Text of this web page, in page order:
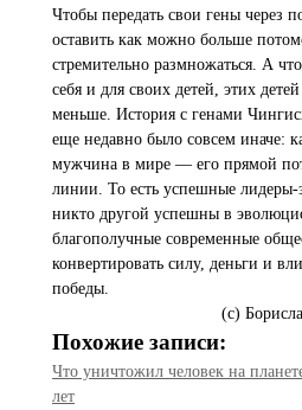
Чтобы передать свои гены через
оставить как можно больше
стремительно размножаться. А
себя и для своих детей, этих
меньше. История с генами
еще недавно было совсем иначе:
мужчина в мире — его прямой
линии. То есть успешные лидеры-
никто другой успешны в
благополучные современные
конвертировать силу, деньги и
победы.
(c)
Похожие записи:
Что уничтожил человек на
лет